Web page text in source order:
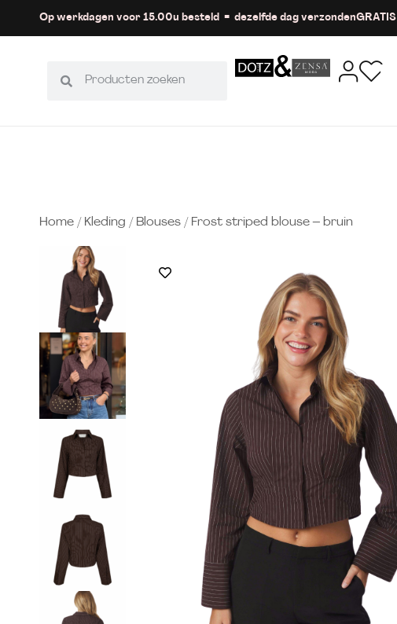
Op werkdagen voor 15.00u besteld = dezelfde dag verzonden
Home / Kleding / Blouses / Frost striped blouse – bruin